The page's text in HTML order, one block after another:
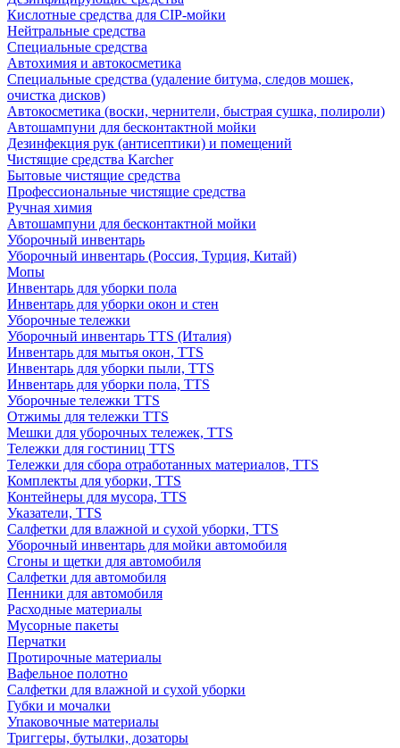
Кислотные средства для CIP-мойки
Нейтральные средства
Специальные средства
Автохимия и автокосметика
Специальные средства (удаление битума, следов мошек,
очистка дисков)
Автокосметика (воски, чернители, быстрая сушка, полироли)
Автошампуни для бесконтактной мойки
Дезинфекция рук (антисептики) и помещений
Чистящие средства Karcher
Бытовые чистящие средства
Профессиональные чистящие средства
Ручная химия
Автошампуни для бесконтактной мойки
Уборочный инвентарь
Уборочный инвентарь (Россия, Турция, Китай)
Мопы
Инвентарь для уборки пола
Инвентарь для уборки окон и стен
Уборочные тележки
Уборочный инвентарь TTS (Италия)
Инвентарь для мытья окон, TTS
Инвентарь для уборки пыли, TTS
Инвентарь для уборки пола, TTS
Уборочные тележки TTS
Отжимы для тележки TTS
Мешки для уборочных тележек, TTS
Тележки для гостиниц TTS
Тележки для сбора отработанных материалов, TTS
Комплекты для уборки, TTS
Контейнеры для мусора, TTS
Указатели, TTS
Салфетки для влажной и сухой уборки, TTS
Уборочный инвентарь для мойки автомобиля
Сгоны и щетки для автомобиля
Салфетки для автомобиля
Пенники для автомобиля
Расходные материалы
Мусорные пакеты
Перчатки
Протирочные материалы
Вафельное полотно
Салфетки для влажной и сухой уборки
Губки и мочалки
Упаковочные материалы
Триггеры, бутылки, дозаторы